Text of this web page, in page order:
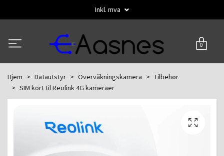
Inkl. mva
0
Hjem Datautstyr Overvåkningskamera
Tilbehør
SIM kort til Reolink 4G kameraer